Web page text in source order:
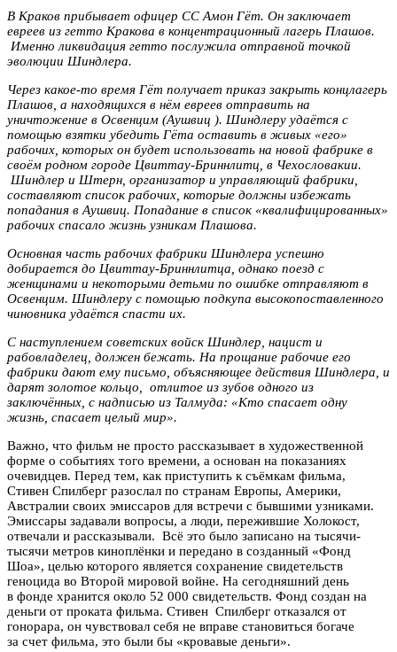
В Краков прибывает офицер СС Амон Гёт. Он заключает
евреев из гетто Кракова в концентрационный лагерь Плашов.
Именно ликвидация гетто послужила отправной точкой
эволюции Шиндлера.
Через какое-то время Гёт получает приказ закрыть концлагерь
Плашов, а находящихся в нём евреев отправить на
уничтожение в Освенцим (Аушвиц ). Шиндлеру удаётся с
помощью взятки убедить Гёта оставить в живых «его»
рабочих, которых он будет использовать на новой фабрике в
своём родном городе Цвиттау-Бриннлитц, в Чехословакии.
Шиндлер и Штерн, организатор и управляющий фабрики,
составляют список рабочих, которые должны избежать
попадания в Аушвиц. Попадание в список «квалифицированных»
рабочих спасало жизнь узникам Плашова.
Основная часть рабочих фабрики Шиндлера успешно
добирается до Цвиттау-Бриннлитца, однако поезд с
женщинами и некоторыми детьми по ошибке отправляют в
Освенцим. Шиндлеру с помощью подкупа высокопоставленного
чиновника удаётся спасти их.
С наступлением советских войск Шиндлер, нацист и
рабовладелец, должен бежать. На прощание рабочие его
фабрики дают ему письмо, объясняющее действия Шиндлера, и
дарят золотое кольцо, отлитое из зубов одного из
заключённых, с надписью из Талмуда: «Кто спасает одну
жизнь, спасает целый мир».
Важно, что фильм не просто рассказывает в художественной
форме о событиях того времени, а основан на показаниях
очевидцев. Перед тем, как приступить к съёмкам фильма,
Стивен Спилберг разослал по странам Европы, Америки,
Австралии своих эмиссаров для встречи с бывшими узниками.
Эмиссары задавали вопросы, а люди, пережившие Холокост,
отвечали и рассказывали. Всё это было записано на тысячи-
тысячи метров киноплёнки и передано в созданный «Фонд
Шоа», целью которого является сохранение свидетельств
геноцида во Второй мировой войне. На сегодняшний день
в фонде хранится около 52 000 свидетельств. Фонд создан на
деньги от проката фильма. Стивен Спилберг отказался от
гонорара, он чувствовал себя не вправе становиться богаче
за счет фильма, это были бы «кровавые деньги».